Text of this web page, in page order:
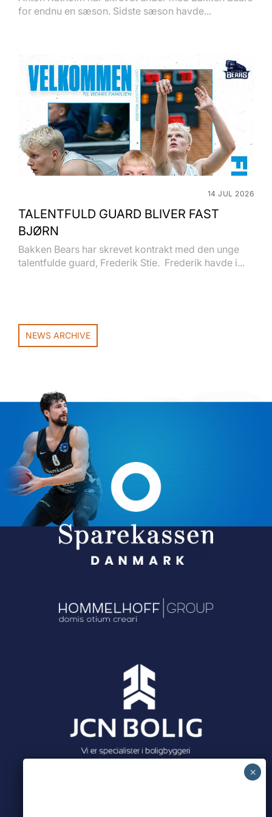
for endnu en sæson. Sidste sæson havde...
14 JUL 2026
TALENTFULD GUARD BLIVER FAST
BJØRN
Bakken Bears har skrevet kontrakt med den unge
talentfulde guard, Frederik Stie. Frederik havde i...
NEWS ARCHIVE